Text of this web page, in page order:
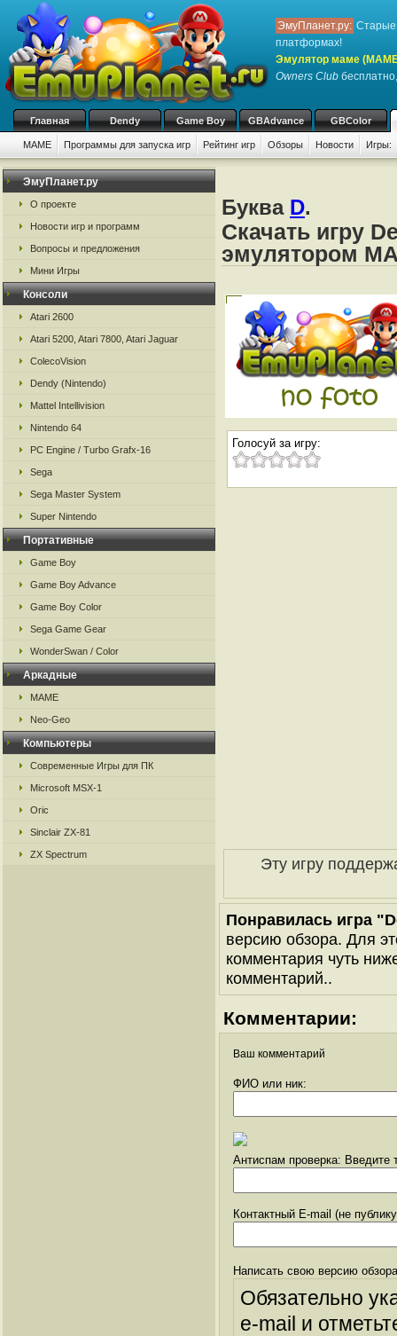
ЭмуПланет.ру: Старые
платформах!
Эмулятор маме
Owners Club
Главная Dendy Game Boy GBAdvance GBColor
MAME Программы для запуска игр Рейтинг игр Обзоры Новости Игры:
ЭмуПланет.ру
О проекте
Новости игр и программ
Вопросы и предложения
Мини Игры
Консоли
Atari 2600
Atari 5200, Atari 7800, Atari Jaguar
ColecoVision
Dendy (Nintendo)
Mattel Intellivision
Nintendo 64
PC Engine / Turbo Grafx-16
Sega
Sega Master System
Super Nintendo
Портативные
Game Boy
Game Boy Advance
Game Boy Color
Sega Game Gear
WonderSwan / Color
Аркадные
MAME
Neo-Geo
Компьютеры
Современные Игры для ПК
Microsoft MSX-1
Oric
Sinclair ZX-81
ZX Spectrum
Буква D.
Скачать игру
эмулятором
Голосуй за игру:
Эту игру
Понравилась игра
версию обзора. Для
комментария чуть
комментарий..
Комментарии:
Ваш комментарий
ФИО или ник:
Антиспам проверка: Введите
Контактный E-mail (не
Написать свою версию
Обязательно
e-mail и